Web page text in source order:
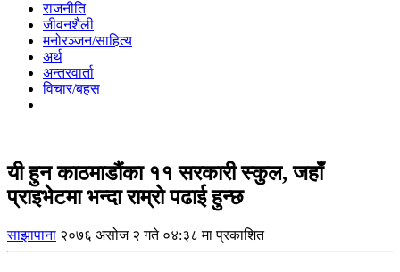
राजनीति
जीवनशैली
मनोरञ्जन/साहित्य
अर्थ
अन्तरवार्ता
विचार/बहस
यी हुन काठमाडौंका ११ सरकारी स्कुल, जहाँ
प्राइभेटमा भन्दा राम्रो पढाई हुन्छ
साझापाना २०७६ असोज २ गते ०४:३८ मा प्रकाशित